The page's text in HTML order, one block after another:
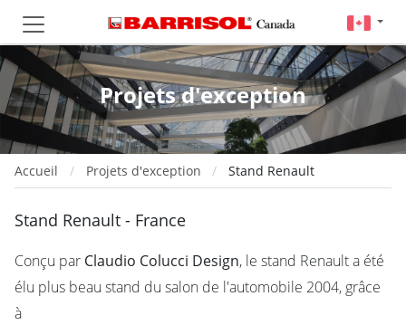
Projets d'exception
Accueil Projets d'exception Stand Renault
Stand Renault - France
Conçu par Claudio Colucci Design, le stand Renault a été
élu plus beau stand du salon de l'automobile 2004, grâce
à